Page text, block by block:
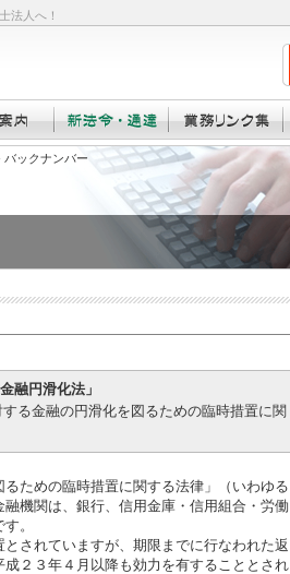
法人へ！
ックナンバー
融円滑化法」
る金融の円滑化を図るための臨時措置に関
ための臨時措置に関する法律」（いわゆる
機関は、銀行、信用金庫・信用組合・労働
。
されていますが、期限までに行なわれた返
２３年４月以降も効力を有することとされ